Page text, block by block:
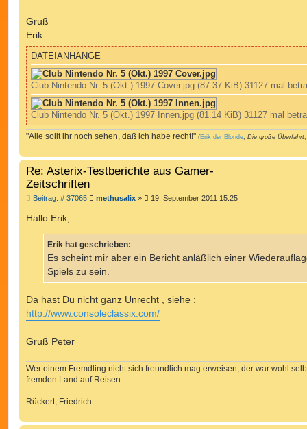
Gruß
Erik
DATEIANHÄNGE
Club Nintendo Nr. 5 (Okt.) 1997 Cover.jpg (87.37 KiB) 31127 mal
Club Nintendo Nr. 5 (Okt.) 1997 Innen.jpg (81.14 KiB) 31127 mal
"Alle sollt ihr noch sehen, daß ich habe recht!" (Erik der Blonde, Die große Überfahrt,
Re: Asterix-Testberichte aus Gamer-
Zeitschriften
Beitrag: # 37065B
r
a
methusalix » 19. September 2011 15:25
Hallo Erik,
Erik hat geschrieben:
Es scheint mir aber ein Bericht anläßlich einer
Spiels zu sein.
Da hast Du nicht ganz Unrecht , siehe :
http://www.consoleclassix.com/
Gruß Peter
Wer einem Fremdling nicht sich freundlich mag erweisen, der war wohl
fremden Land auf Reisen.
Rückert, Friedrich